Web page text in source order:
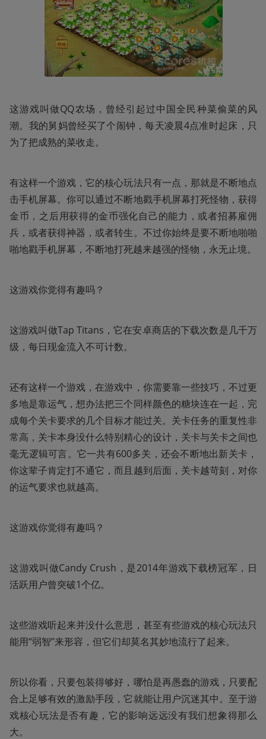
这游戏叫做QQ农场，曾经引起过中国全民种菜偷菜的风
潮。我的舅妈曾经买了个闹钟，每天凌晨4点准时起床，只
为了把成熟的菜收走。
有这样一个游戏，它的核心玩法只有一点，那就是不断地点
击手机屏幕。你可以通过不断地戳手机屏幕打死怪物，获得
金币，之后用获得的金币强化自己的能力，或者招募雇佣
兵，或者获得神器，或者转生。不过你始终是要不断地啪啪
啪地戳手机屏幕，不断地打死越来越强的怪物，永无止境。
这游戏你觉得有趣吗？
这游戏叫做Tap Titans，它在安卓商店的下载次数是几千万
级，每日现金流入不可计数。
还有这样一个游戏，在游戏中，你需要靠一些技巧，不过更
多地是靠运气，想办法把三个同样颜色的糖块连在一起，完
成每个关卡要求的几个目标才能过关。关卡任务的重复性非
常高，关卡本身没什么特别精心的设计，关卡与关卡之间也
毫无逻辑可言。它一共有600多关，还会不断地出新关卡，
你这辈子肯定打不通它，而且越到后面，关卡越苛刻，对你
的运气要求也就越高。
这游戏你觉得有趣吗？
这游戏叫做Candy Crush，是2014年游戏下载榜冠军，日
活跃用户曾突破1个亿。
这些游戏听起来并没什么意思，甚至有些游戏的核心玩法只
能用“弱智”来形容，但它们却莫名其妙地流行了起来。
所以你看，只要包装得够好，哪怕是再愚蠢的游戏，只要配
合上足够有效的激励手段，它就能让用户沉迷其中。至于游
戏核心玩法是否有趣，它的影响远远没有我们想象得那么
大。